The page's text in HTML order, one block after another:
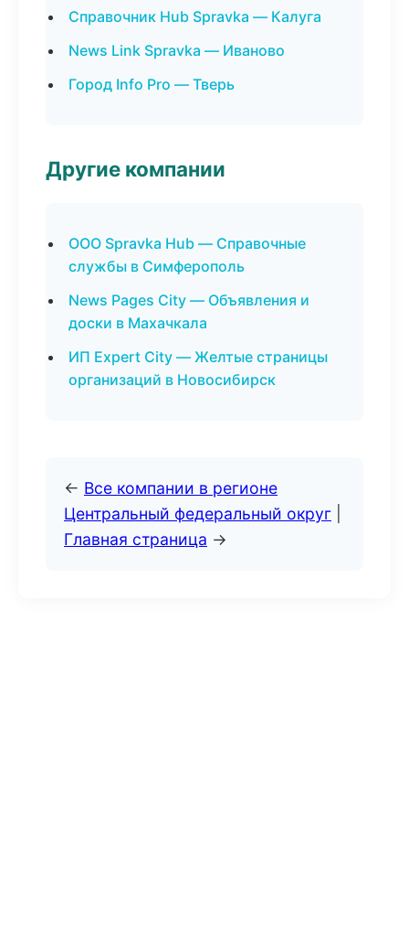
Справочник Hub Spravka — Калуга
News Link Spravka — Иваново
Город Info Pro — Тверь
Другие компании
ООО Spravka Hub — Справочные
службы в Симферополь
News Pages City — Объявления и
доски в Махачкала
ИП Expert City — Желтые страницы
организаций в Новосибирск
← Все компании в регионе
Центральный федеральный округ
Главная страница →